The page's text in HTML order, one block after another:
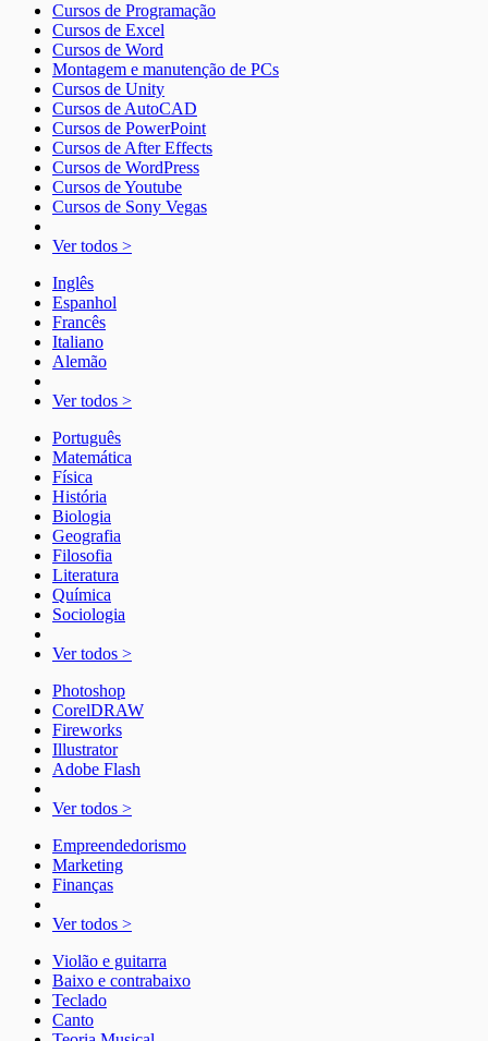
Cursos de Programação
Cursos de Excel
Cursos de Word
Montagem e manutenção de PCs
Cursos de Unity
Cursos de AutoCAD
Cursos de PowerPoint
Cursos de After Effects
Cursos de WordPress
Cursos de Youtube
Cursos de Sony Vegas
Ver todos >
Inglês
Espanhol
Francês
Italiano
Alemão
Ver todos >
Português
Matemática
Física
História
Biologia
Geografia
Filosofia
Literatura
Química
Sociologia
Ver todos >
Photoshop
CorelDRAW
Fireworks
Illustrator
Adobe Flash
Ver todos >
Empreendedorismo
Marketing
Finanças
Ver todos >
Violão e guitarra
Baixo e contrabaixo
Teclado
Canto